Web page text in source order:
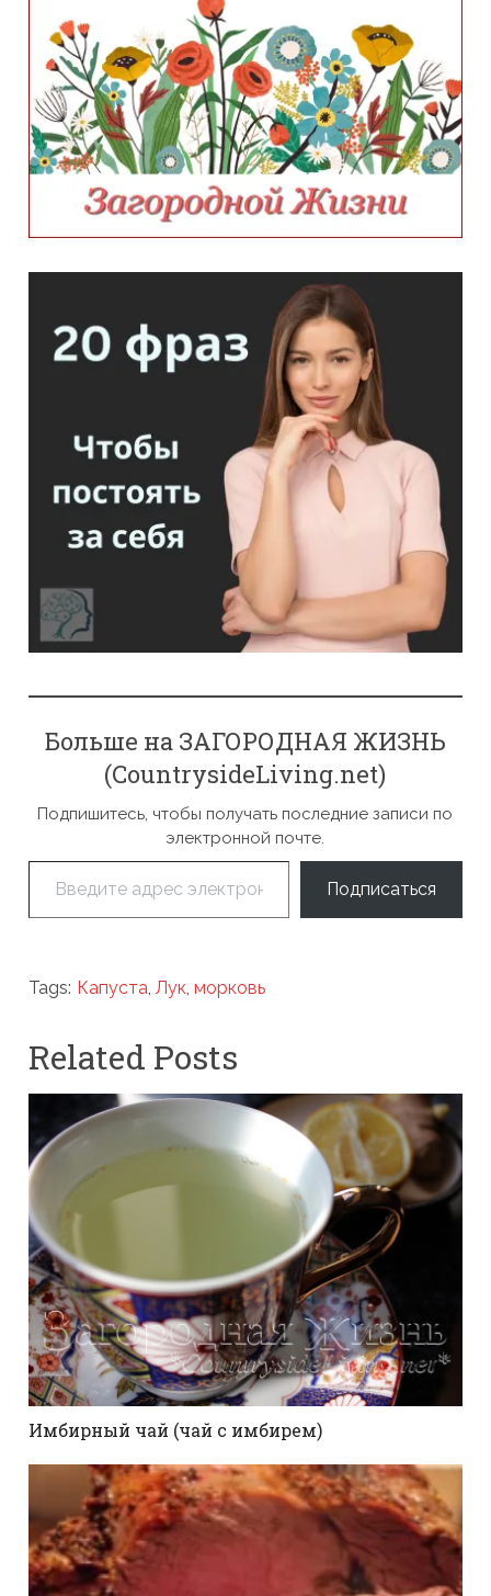
Больше на ЗАГОРОДНАЯ ЖИЗНЬ
(CountrysideLiving.net)
Подпишитесь, чтобы получать последние записи по
электронной почте.
Введите адрес электронной почты…
Подписаться
Tags: Капуста Лук ,морковь
Related Posts
Имбирный чай (чай с имбирем)